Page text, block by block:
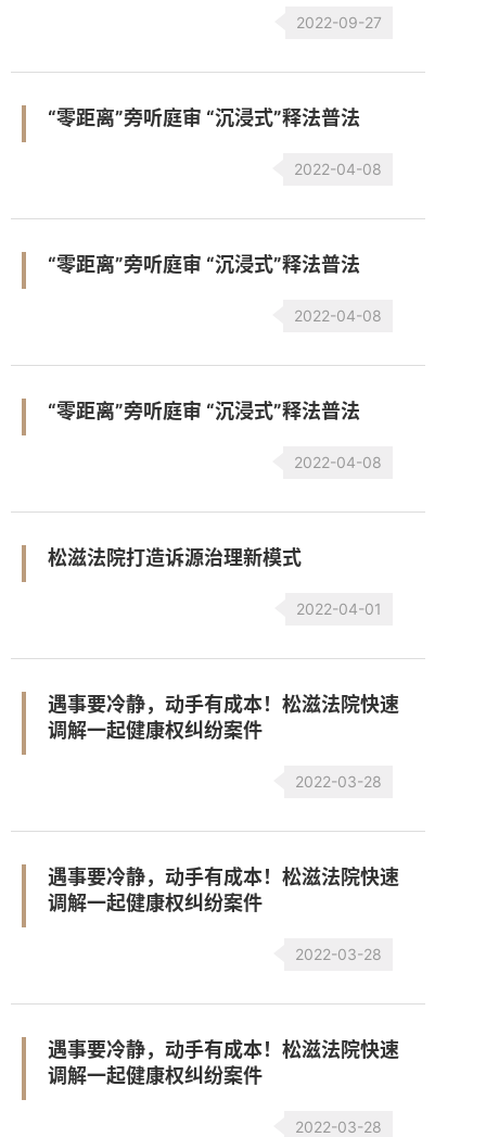
2022-09-27
“零距离”旁听庭审 “沉浸式”释法普法
2022-04-08
“零距离”旁听庭审 “沉浸式”释法普法
2022-04-08
“零距离”旁听庭审 “沉浸式”释法普法
2022-04-08
松滋法院打造诉源治理新模式
2022-04-01
遇事要冷静，动手有成本！松滋法院快速
调解一起健康权纠纷案件
2022-03-28
遇事要冷静，动手有成本！松滋法院快速
调解一起健康权纠纷案件
2022-03-28
遇事要冷静，动手有成本！松滋法院快速
调解一起健康权纠纷案件
2022-03-28